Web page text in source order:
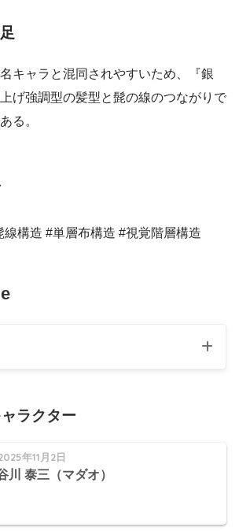
キャラと混同されやすいため、『銀
げ強調型の髪型と髭の線のつながりで
る。
構造 #単層布構造 #視覚階層構造
ラクター
年11月2日
川 泰三（マダオ）